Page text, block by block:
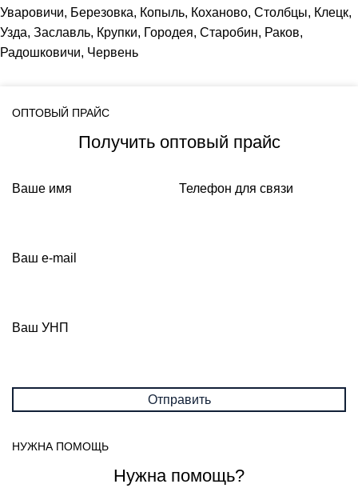
Уваровичи, Березовка, Копыль, Коханово, Столбцы, Клецк,
Узда, Заславль, Крупки, Городея, Старобин, Раков,
Радошковичи, Червень
ОПТОВЫЙ ПРАЙС
Получить оптовый прайс
Ваше имя Телефон для связи
Ваш e-mail
Ваш УНП
НУЖНА ПОМОЩЬ
Нужна помощь?